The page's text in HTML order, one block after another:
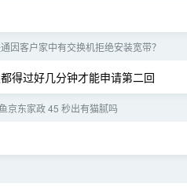
因客户家中有交换机拒绝安装宽带？
得过好几分钟才能申请第二回
京东家政 45 秒出有猫腻吗